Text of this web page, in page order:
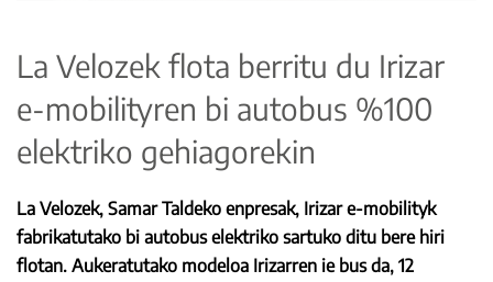
La Velozek flota berritu du Irizar
e-mobilityren bi autobus %100
elektriko gehiagorekin
La Velozek, Samar Taldeko enpresak, Irizar e-mobilityk
fabrikatutako bi autobus elektriko sartuko ditu bere hiri
flotan. Aukeratutako modeloa Irizarren ie bus da, 12